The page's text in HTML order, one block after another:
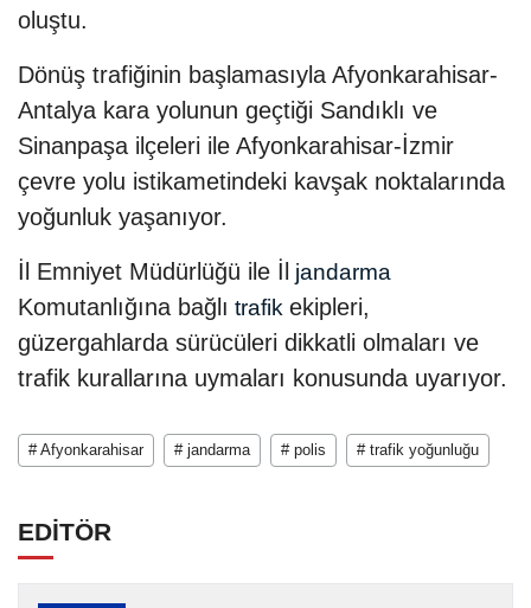
oluştu.
Dönüş trafiğinin başlamasıyla Afyonkarahisar-
Antalya kara yolunun geçtiği Sandıklı ve
Sinanpaşa ilçeleri ile Afyonkarahisar-İzmir
çevre yolu istikametindeki kavşak noktalarında
yoğunluk yaşanıyor.
İl Emniyet Müdürlüğü ile İl jandarma
Komutanlığına bağlı trafik ekipleri,
güzergahlarda sürücüleri dikkatli olmaları ve
trafik kurallarına uymaları konusunda uyarıyor.
# Afyonkarahisar # jandarma # polis # trafik yoğunluğu
EDİTÖR